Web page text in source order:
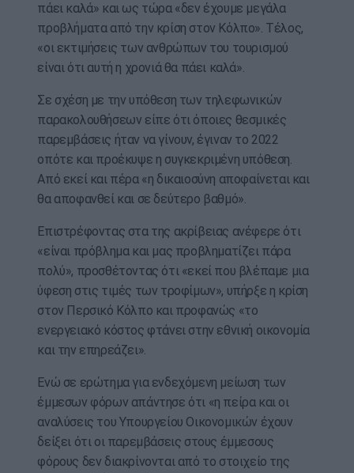
πάει καλά» και ως τώρα «δεν έχουμε μεγάλα
προβλήματα από την κρίση στον Κόλπο». Τέλος,
«οι εκτιμήσεις των ανθρώπων του τουρισμού
είναι ότι αυτή η χρονιά θα πάει καλά».
Σε σχέση με την υπόθεση των τηλεφωνικών
παρακολουθήσεων είπε ότι όποιες θεσμικές
παρεμβάσεις ήταν να γίνουν, έγιναν το 2022
οπότε και προέκυψε η συγκεκριμένη υπόθεση.
Από εκεί και πέρα «η δικαιοσύνη αποφαίνεται και
θα αποφανθεί και σε δεύτερο βαθμό».
Επιστρέφοντας στα της ακρίβειας ανέφερε ότι
«είναι πρόβλημα και μας προβληματίζει πάρα
πολύ», προσθέτοντας ότι «εκεί που βλέπαμε μια
ύφεση στις τιμές των τροφίμων», υπήρξε η κρίση
στον Περσικό Κόλπο και προφανώς «το
ενεργειακό κόστος φτάνει στην εθνική οικονομία
και την επηρεάζει».
Ενώ σε ερώτημα για ενδεχόμενη μείωση των
έμμεσων φόρων απάντησε ότι «η πείρα και οι
αναλύσεις του Υπουργείου Οικονομικών έχουν
δείξει ότι οι παρεμβάσεις στους έμμεσους
φόρους δεν διακρίνονται από το στοιχείο της